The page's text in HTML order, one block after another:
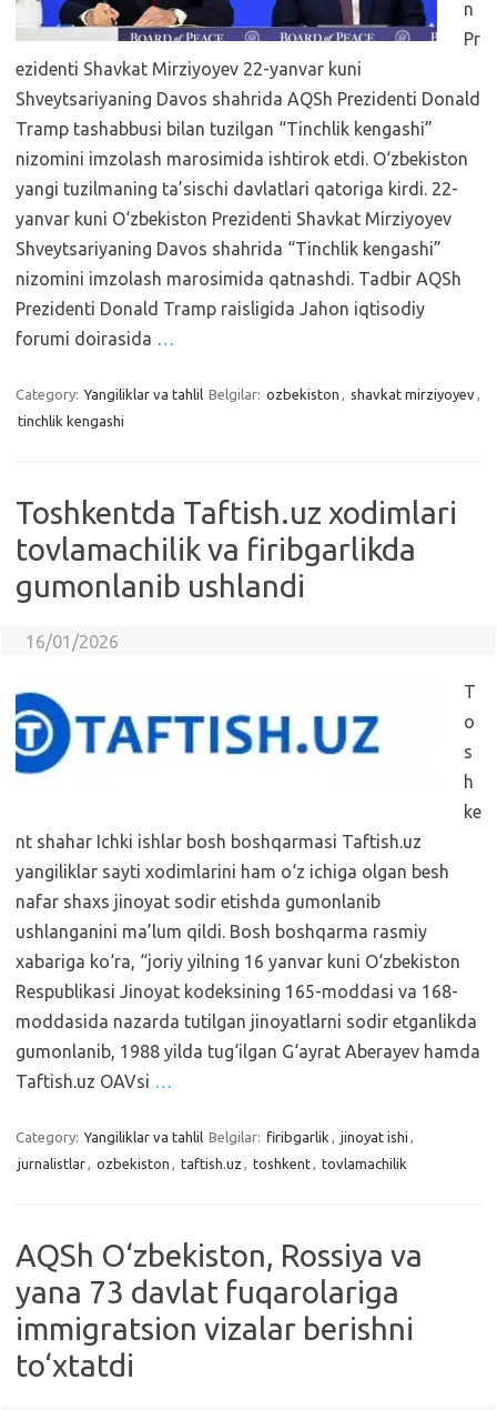
n
Pr
ezidenti Shavkat Mirziyoyev 22-yanvar kuni
Shveytsariyaning Davos shahrida AQSh Prezidenti Donald
Tramp tashabbusi bilan tuzilgan “Tinchlik kengashi”
nizomini imzolash marosimida ishtirok etdi. O‘zbekiston
yangi tuzilmaning ta’sischi davlatlari qatoriga kirdi. 22-
yanvar kuni O‘zbekiston Prezidenti Shavkat Mirziyoyev
Shveytsariyaning Davos shahrida “Tinchlik kengashi”
nizomini imzolash marosimida qatnashdi. Tadbir AQSh
Prezidenti Donald Tramp raisligida Jahon iqtisodiy
forumi doirasida …
Category: Yangiliklar va tahlil Belgilar: ozbekiston , shavkat mirziyoyev,
tinchlik kengashi
Toshkentda Taftish.uz xodimlari
tovlamachilik va firibgarlikda
gumonlanib ushlandi
16/01/2026
T
o
s
h
ke
nt shahar Ichki ishlar bosh boshqarmasi Taftish.uz
yangiliklar sayti xodimlarini ham o‘z ichiga olgan besh
nafar shaxs jinoyat sodir etishda gumonlanib
ushlanganini ma’lum qildi. Bosh boshqarma rasmiy
xabariga ko‘ra, “joriy yilning 16 yanvar kuni O‘zbekiston
Respublikasi Jinoyat kodeksining 165-moddasi va 168-
moddasida nazarda tutilgan jinoyatlarni sodir etganlikda
gumonlanib, 1988 yilda tug‘ilgan G‘ayrat Aberayev hamda
Taftish.uz OAVsi …
Category: Yangiliklar va tahlil Belgilar: firibgarlik , jinoyat ishi ,
jurnalistlar, ozbekiston , taftish.uz , toshkent, tovlamachilik
AQSh O‘zbekiston, Rossiya va
yana 73 davlat fuqarolariga
immigratsion vizalar berishni
to‘xtatdi